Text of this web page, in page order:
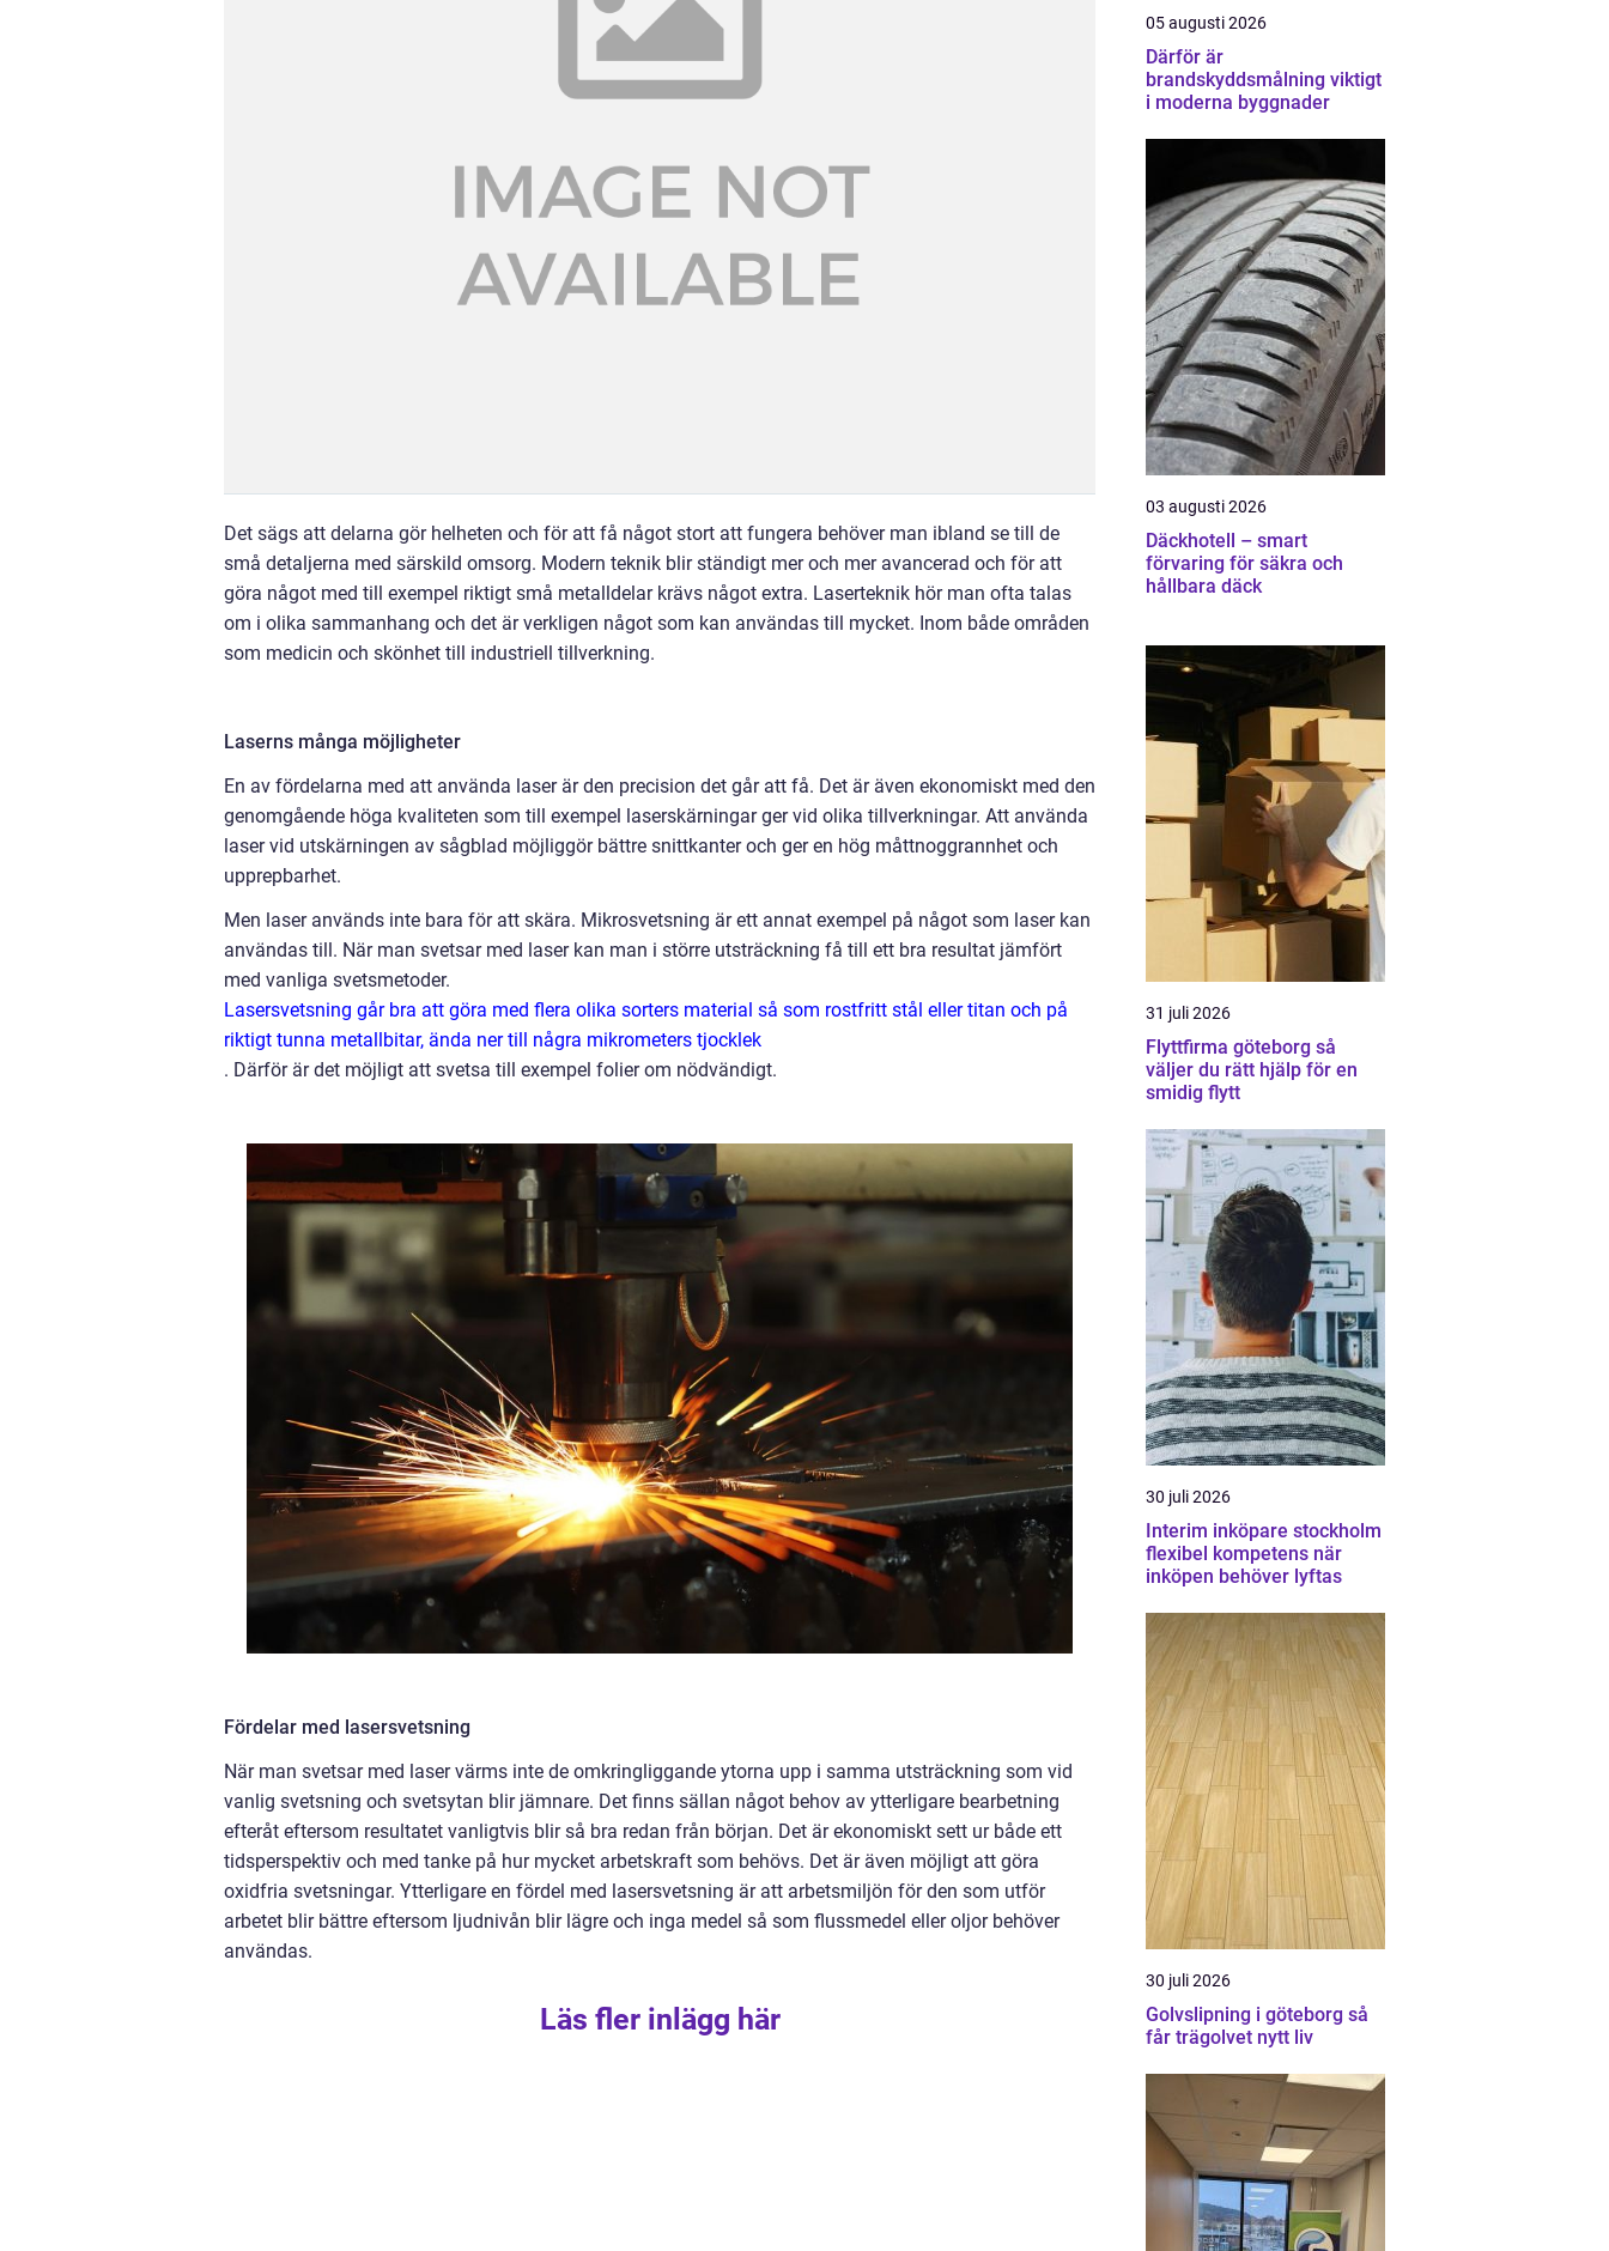
Det sägs att delarna gör helheten och för att få något stort att fungera behöver man ibland se till de
små detaljerna med särskild omsorg. Modern teknik blir ständigt mer och mer avancerad och för att
göra något med till exempel riktigt små metalldelar krävs något extra. Laserteknik hör man ofta talas
om i olika sammanhang och det är verkligen något som kan användas till mycket. Inom både områden
som medicin och skönhet till industriell tillverkning.
Laserns många möjligheter
En av fördelarna med att använda laser är den precision det går att få. Det är även ekonomiskt med den
genomgående höga kvaliteten som till exempel laserskärningar ger vid olika tillverkningar. Att använda
laser vid utskärningen av sågblad möjliggör bättre snittkanter och ger en hög måttnoggrannhet och
upprepbarhet.
Men laser används inte bara för att skära. Mikrosvetsning är ett annat exempel på något som laser kan
användas till. När man svetsar med laser kan man i större utsträckning få till ett bra resultat jämfört
med vanliga svetsmetoder.
Lasersvetsning går bra att göra med flera olika sorters material så som rostfritt stål eller titan och på
riktigt tunna metallbitar, ända ner till några mikrometers tjocklek
. Därför är det möjligt att svetsa till exempel folier om nödvändigt.
Fördelar med lasersvetsning
När man svetsar med laser värms inte de omkringliggande ytorna upp i samma utsträckning som vid
vanlig svetsning och svetsytan blir jämnare. Det finns sällan något behov av ytterligare bearbetning
efteråt eftersom resultatet vanligtvis blir så bra redan från början. Det är ekonomiskt sett ur både ett
tidsperspektiv och med tanke på hur mycket arbetskraft som behövs. Det är även möjligt att göra
oxidfria svetsningar. Ytterligare en fördel med lasersvetsning är att arbetsmiljön för den som utför
arbetet blir bättre eftersom ljudnivån blir lägre och inga medel så som flussmedel eller oljor behöver
användas.
Läs fler inlägg här
05 augusti 2026
Därför är
brandskyddsmålning viktigt
i moderna byggnader
03 augusti 2026
Däckhotell – smart
förvaring för säkra och
hållbara däck
31 juli 2026
Flyttfirma göteborg så
väljer du rätt hjälp för en
smidig flytt
30 juli 2026
Interim inköpare stockholm
flexibel kompetens när
inköpen behöver lyftas
30 juli 2026
Golvslipning i göteborg så
får trägolvet nytt liv